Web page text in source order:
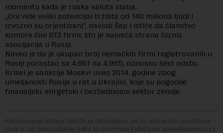
momentu kada je ruska valuta slaba.
„Oni vide veliki potencijal tržišta od 140 miliona ljudi i
izvozno su orjentisani“, navodi Šep i ističe da članstvo
komore čini 873 firmi, što je najveća strana biznis
asocijacija u Rusiji.
Naveo je da je ukupan broj nemačkih firmi registrovanih u
Rusiji porastao sa 4.661 na 4.965, odnosno šest odsto.
Brisel je sankcije Moskvi uveo 2014. godine zbog
umešanosti Rusije u rat u Ukrajini, koje su pogodile
finansijski, enrgetski i bezbednosni sektor zemlje.
Preuzimanje delova teksta je dozvoljeno, ali uz obavezno navođenje
izvora i uz postavljanje linka ka izvornom tekstu na novaekonomija.rs